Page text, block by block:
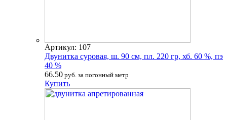
Артикул: 107
Двунитка суровая, ш. 90 см, пл. 220 гр, хб. 60 %, пэ
40 %
66.50 руб. за погонный метр
Купить